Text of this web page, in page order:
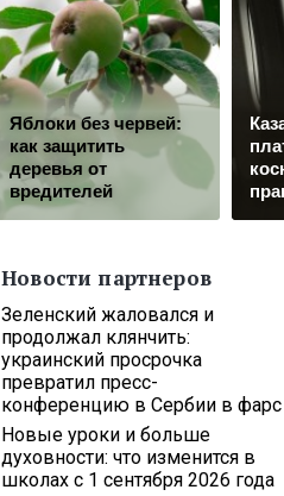
Яблоки без червей:
как защитить
деревья от
вредителей
Новости партнеров
Зеленский жаловался и
продолжал клянчить:
украинский просрочка
превратил пресс-
конференцию в Сербии в фарс
Новые уроки и больше
духовности: что изменится в
школах с 1 сентября 2026 года